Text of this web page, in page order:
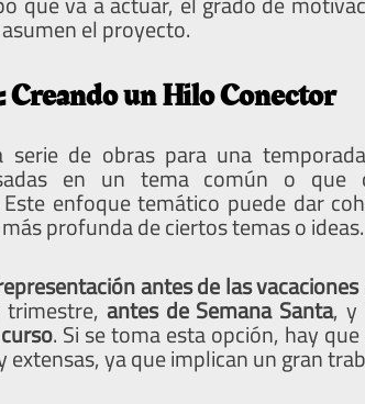
el proyecto.
Creando un Hilo Conector
serie de obras para una
en un tema común o que
enfoque temático puede dar
profunda de ciertos temas o ideas.
antes de las vacaciones
antes de Semana Santa, y
. Si se toma esta opción, hay
ya que implican un gran